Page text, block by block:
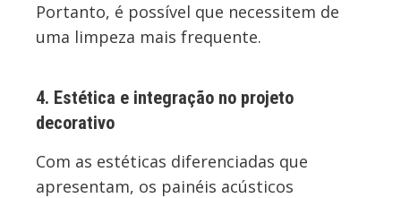
Portanto, é possível que necessitem de
uma limpeza mais frequente.
4. Estética e integração no projeto
decorativo
Com as estéticas diferenciadas que
apresentam, os painéis acústicos